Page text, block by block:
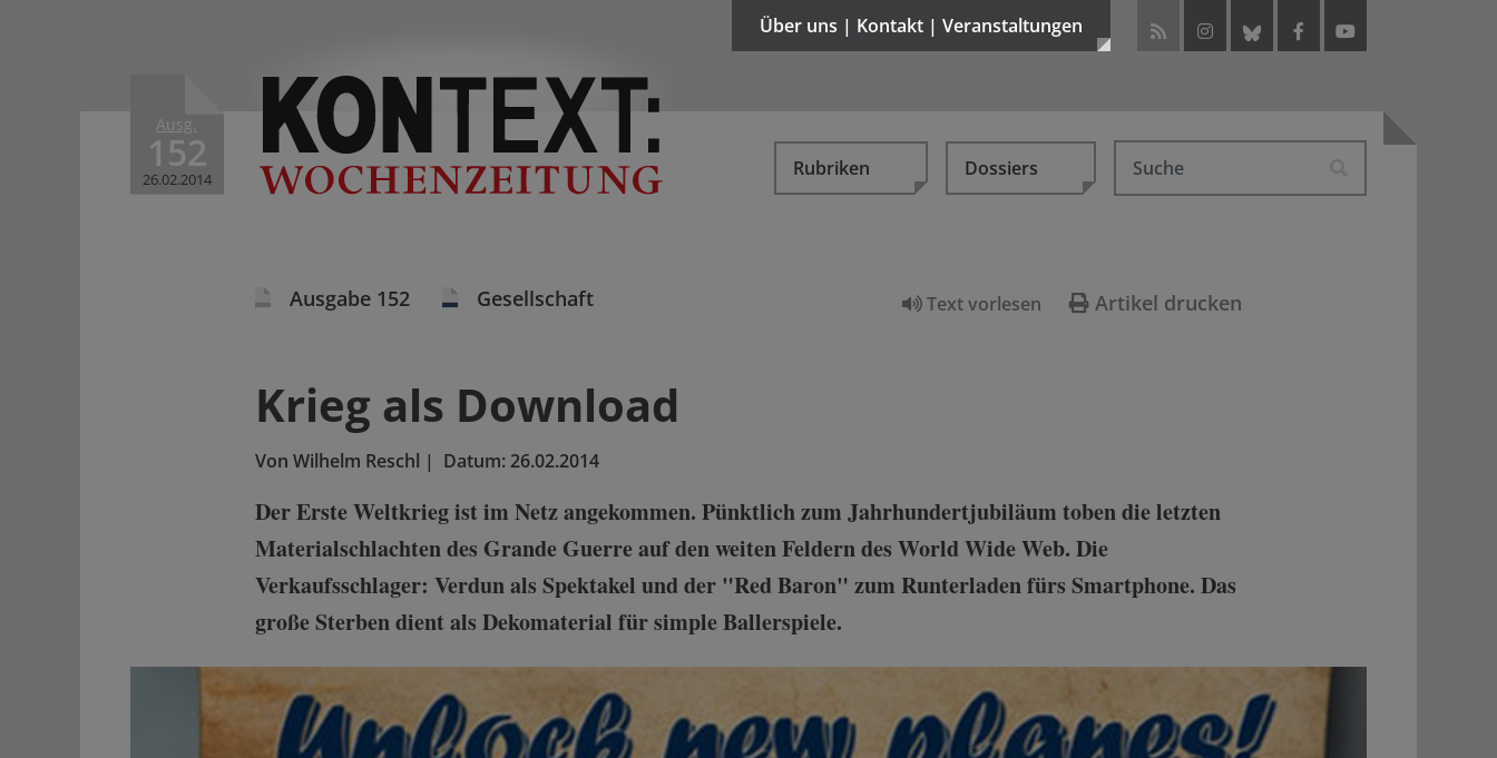
Ausg.
152
26.02.2014
Über uns | Kontakt | Veranstaltungen
Rubriken Dossiers
Text vorlesen Artikel drucken
Ausgabe 152 Gesellschaft
Krieg als Download
Von Wilhelm Reschl | Datum:26.02.2014
Der Erste Weltkrieg ist im Netz angekommen. Pünktlich zum Jahrhundertjubiläum toben die letzten
Materialschlachten des Grande Guerre auf den weiten Feldern des World Wide Web. Die
Verkaufsschlager: Verdun als Spektakel und der "Red Baron" zum Runterladen fürs Smartphone. Das
große Sterben dient als Dekomaterial für simple Ballerspiele.